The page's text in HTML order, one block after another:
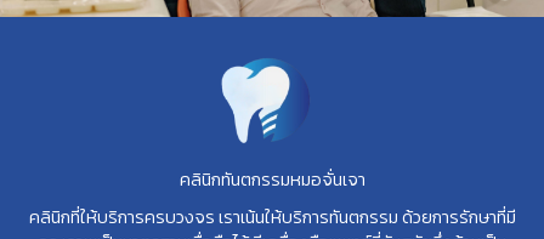
คลินิกทันตกรรมหมอจั่นเจา
คลินิกที่ให้บริการครบวงจร เราเน้นให้บริการทันตกรรม ด้วยการรักษาที่มี